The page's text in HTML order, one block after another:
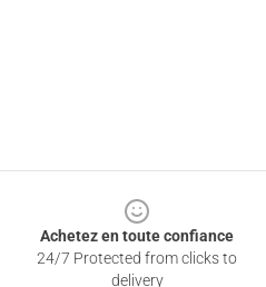
Achetez en toute confiance
24/7 Protected from clicks to
delivery